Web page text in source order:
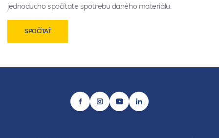
jednoducho spočítate spotrebu daného materiálu.
SPOČÍTAŤ